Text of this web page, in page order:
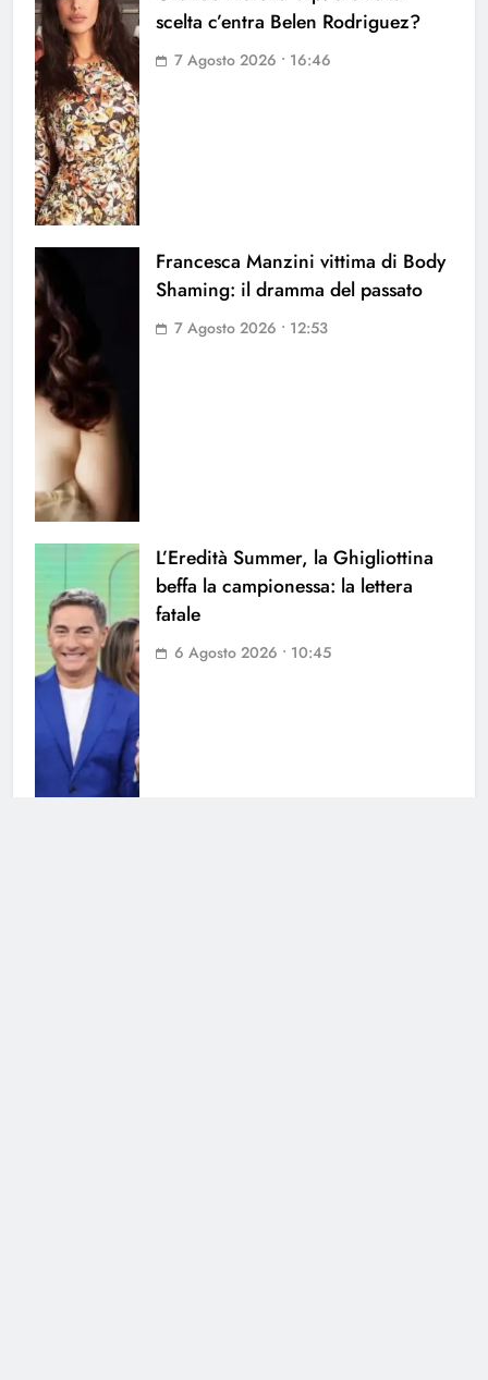
scelta c’entra Belen Rodriguez?
7 Agosto 2026 • 16:46
Francesca Manzini vittima di Body
Shaming: il dramma del passato
7 Agosto 2026 • 12:53
L’Eredità Summer, la Ghigliottina
beffa la campionessa: la lettera
fatale
6 Agosto 2026 • 10:45